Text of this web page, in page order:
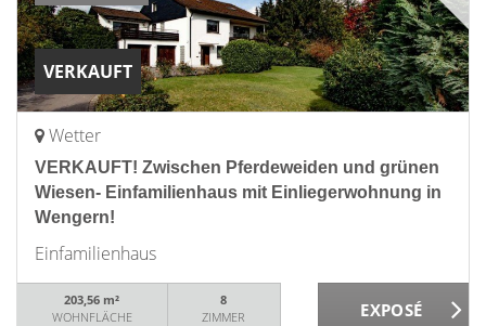
VERKAUFT
Wetter
VERKAUFT! Zwischen Pferdeweiden und grünen
Wiesen- Einfamilienhaus mit Einliegerwohnung in
Wengern!
Einfamilienhaus
203,56 m²
WOHNFLÄCHE
8
ZIMMER